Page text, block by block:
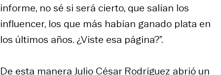
informe, no sé si será cierto, que salían los
influencer, los que más habían ganado plata en
los últimos años. ¿Viste esa página?”.
De esta manera Julio César Rodríguez abrió un